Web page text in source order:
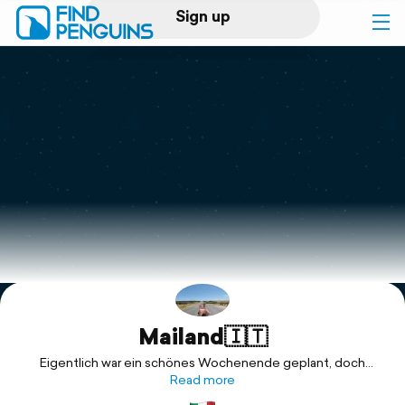
Sign up
Log in
Print a book
Flyover video
Explore
Mailand🇮🇹
Eigentlich war ein schönes Wochenende geplant, doch
manchmal kommt alles anders als erwartet. Und so waren wir
noch nicht mal in unserer Unterkunft angekommen und waren
Read more